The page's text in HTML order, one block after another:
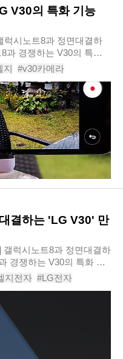
V30의 특화 기능
럭시노트8과 정면대결하
과 경쟁하는 V30의 특화
용하며 성능 비교 노트
기 ..
지 #v30카메라
#갤럭시노트 #노트8
결하는 'LG V30' 만
갤럭시노트8과 정면대결하
경쟁하는 V30의 특화 기
성능 비교 노트 찢
지전자 #LG전자
트8 #아이폰8